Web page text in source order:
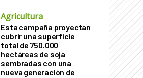
Agricultura
Esta campaña proyectan
cubrir una superficie
total de 750.000
hectáreas de soja
sembradas con una
nueva generación de